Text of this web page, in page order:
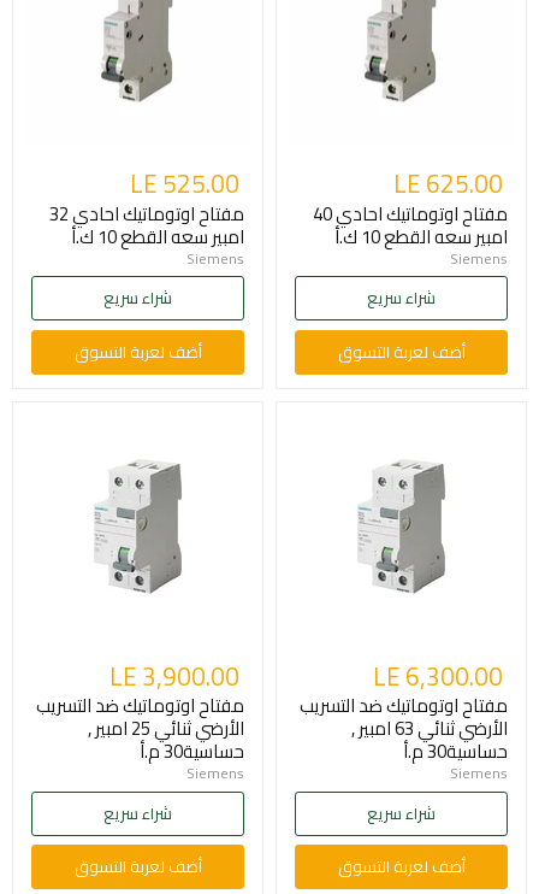
LE 625.00
مفتاح اوتوماتيك احادي 40
امبير سعه القطع 10 ك.أ
Siemens
شراء سريع
أضف لعربة التسوق
LE 525.00
مفتاح اوتوماتيك احادي 32
امبير سعه القطع 10 ك.أ
Siemens
شراء سريع
أضف لعربة التسوق
LE 6,300.00
مفتاح اوتوماتيك ضد التسريب
الأرضي ثنائي 63 امبير ,
حساسية30 م.أ
Siemens
شراء سريع
أضف لعربة التسوق
LE 3,900.00
مفتاح اوتوماتيك ضد التسريب
الأرضي ثنائي 25 امبير ,
حساسية30 م.أ
Siemens
شراء سريع
أضف لعربة التسوق